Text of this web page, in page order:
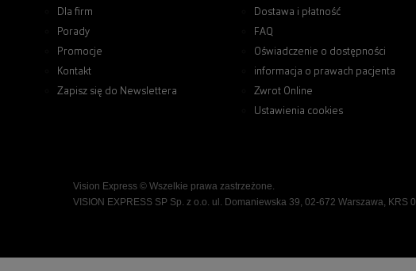
Dla firm
Porady
Promocje
Kontakt
Zapisz się do Newslettera
Dostawa i płatność
FAQ
Oświadczenie o dostępności
informacja o prawach pacjenta
Zwrot Online
Ustawienia cookies
Vision Express © Wszelkie prawa zastrzeżone.
VISION EXPRESS SP Sp. z o.o. ul. Domaniewska 39, 02-672 Warszawa, KRS